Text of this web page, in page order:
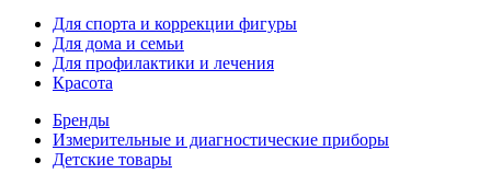
Для спорта и коррекции фигуры
Для дома и семьи
Для профилактики и лечения
Красота
Бренды
Измерительные и диагностические приборы
Детские товары